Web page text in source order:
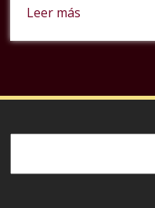
Leer más